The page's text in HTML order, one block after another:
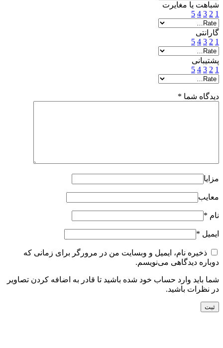
شباهت یا مغایرت
1
2
3
4
5
گارانتی
1
2
3
4
5
پشتیبانی
1
2
3
4
5
دیدگاه شما *
مزایا
معایب
نام *
ایمیل *
ذخیره نام، ایمیل و وبسایت من در مرورگر برای زمانی که
دوباره دیدگاهی می‌نویسم.
شما باید وارد حساب خود شده باشید تا قادر به اضافه کردن تصاویر
در نظرات باشید.